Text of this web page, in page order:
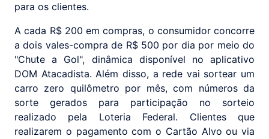
para os clientes.
A cada R$ 200 em compras, o consumidor concorre
a dois vales-compra de R$ 500 por dia por meio do
"Chute a Gol", dinâmica disponível no aplicativo
DOM Atacadista. Além disso, a rede vai sortear um
carro zero quilômetro por mês, com números da
sorte gerados para participação no sorteio
realizado pela Loteria Federal. Clientes que
realizarem o pagamento com o Cartão Alvo ou via